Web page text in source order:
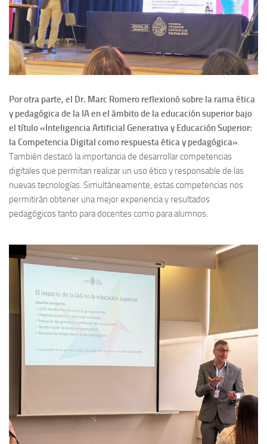
Por otra parte, el Dr. Marc Romero reflexionó sobre la rama ética
y pedagógica de la IA en el ámbito de la educación superior bajo
el título «Inteligencia Artificial Generativa y Educación Superior:
la Competencia Digital como respuesta ética y pedagógica».
También destacó la importancia de desarrollar competencias
digitales que permitan realizar un uso ético y responsable de las
nuevas tecnologías. Simultáneamente, estas competencias nos
permitirán obtener una mejor experiencia y resultados
pedagógicos tanto para docentes como para alumnos.